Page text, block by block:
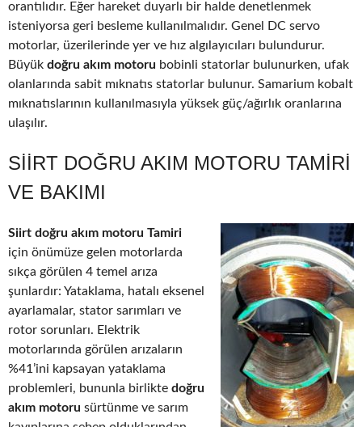
orantılıdır. Eğer hareket duyarlı bir halde denetlenmek
isteniyorsa geri besleme kullanılmalıdır. Genel DC servo
motorlar, üzerilerinde yer ve hız algılayıcıları bulundurur.
Büyük doğru akım motoru bobinli statorlar bulunurken, ufak
olanlarında sabit mıknatıs statorlar bulunur. Samarium kobalt
mıknatıslarının kullanılmasıyla yüksek güç/ağırlık oranlarına
ulaşılır.
SIIRT DOĞRU AKIM MOTORU TAMIRI
VE BAKIMI
Siirt doğru akım motoru Tamiri
için önümüze gelen motorlarda
sıkça görülen 4 temel arıza
şunlardır: Yataklama, hatalı eksenel
ayarlamalar, stator sarımları ve
rotor sorunları. Elektrik
motorlarında görülen arızaların
%41’ini kapsayan yataklama
problemleri, bununla birlikte doğru
akım motoru sürtünme ve sarım